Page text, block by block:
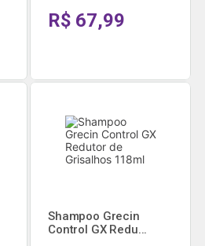
R$ 67,99
Shampoo Grecin
Control GX Redu...